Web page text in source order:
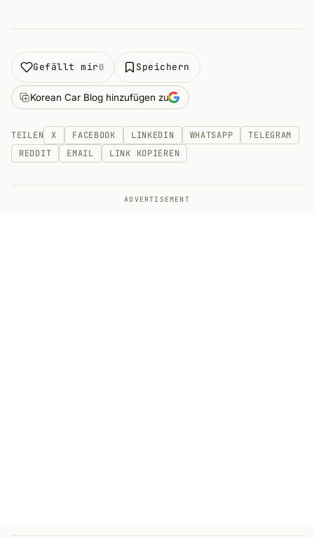
Gefällt mir0 Speichern
Korean Car Blog hinzufügen zu
TEILEN X FACEBOOK LINKEDIN WHATSAPP
TELEGRAM
REDDIT
EMAIL LINK KOPIEREN
ADVERTISEMENT